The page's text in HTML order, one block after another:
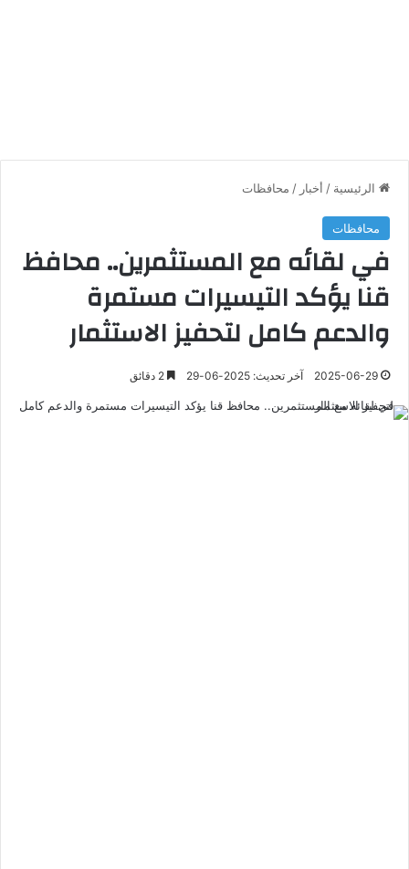
الرئيسية / أخبار / محافظات
محافظات
في لقائه مع المستثمرين.. محافظ
قنا يؤكد التيسيرات مستمرة
والدعم كامل لتحفيز الاستثمار
2025-06-29 آخر تحديث: 2025-06-29